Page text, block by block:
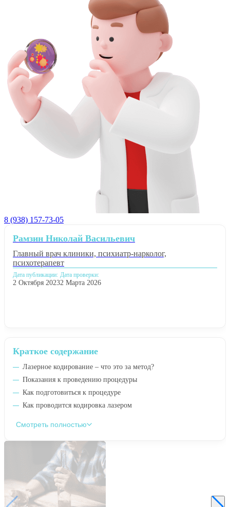
8 (938) 157-73-05
Краткое содержание
Лазерное кодирование – что это за метод?
Показания к проведению процедуры
Как подготовиться к процедуре
Как проводится кодировка лазером
Смотреть полностью
Рамзин Николай Васильевич
Главный врач клиники, психиатр-нарколог,
психотерапевт
Дата публикации:
2 Октября 2023
Дата проверки:
2 Марта 2026